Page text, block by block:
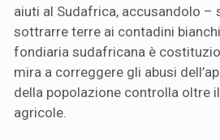
aiuti al Sudafrica, accusandolo –
sottrarre terre ai contadini
fondiaria sudafricana è
mira a correggere gli abusi
della popolazione controlla oltre
agricole.